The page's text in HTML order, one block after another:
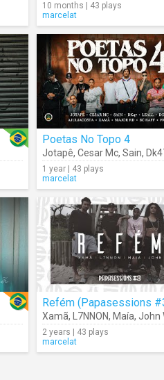
10 months | 43 plays
marcelat
Poetas No Topo 4
Jotapê, Cesar Mc, Sain,
1 year | 43 plays
marcelat
Refém (Papasessions
Xamã, L7NNON, Maía, John
2 years | 43 plays
marcelat